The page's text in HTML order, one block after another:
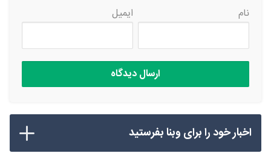
نام ایمیل
اخبار خود را برای وبنا بفرستید